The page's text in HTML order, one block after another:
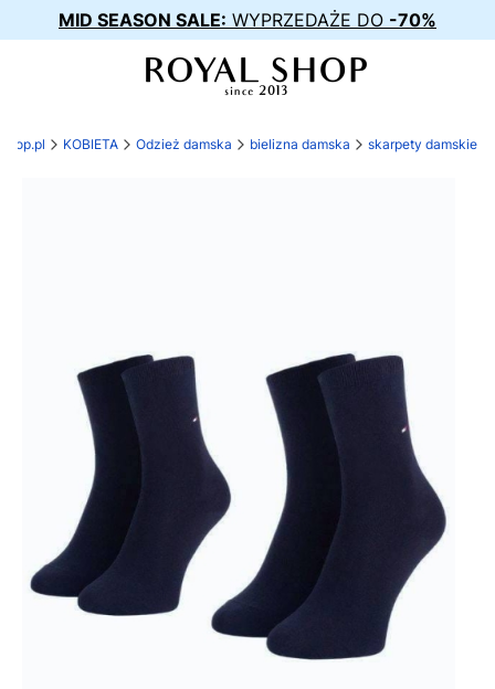
MID SEASON SALE: WYPRZEDAŻE DO -70%
KOBIETA Odzież damska bielizna damska skarpety damskie